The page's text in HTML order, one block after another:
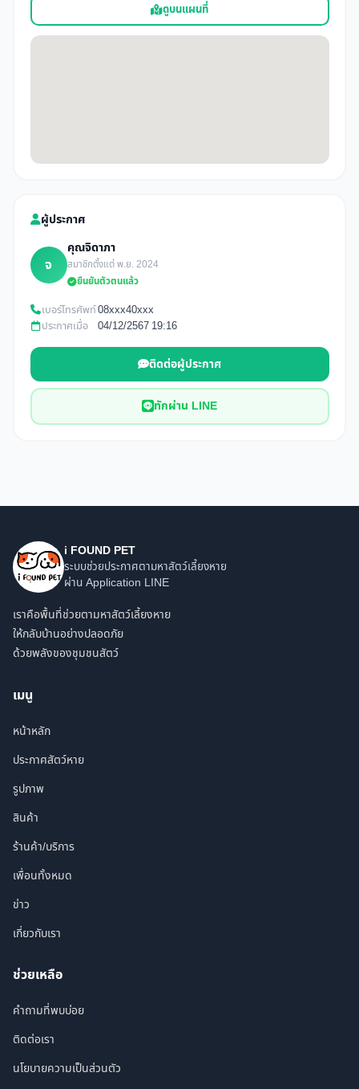
ดูบนแผนที่
ผู้ประกาศ
จ
คุณจิดาภา
สมาชิกตั้งแต่ พ.ย. 2024
ยืนยันตัวตนแล้ว
เบอร์โทรศัพท์08xxx40xxx
ประกาศเมื่อ
04/12/2567 19:16
ติดต่อผู้ประกาศ
ทักผ่าน LINE
i FOUND PET
ระบบช่วยประกาศตามหาสัตว์เลี้ยงหาย
ผ่าน Application LINE
เราคือพื้นที่ช่วยตามหาสัตว์เลี้ยงหาย
ให้กลับบ้านอย่างปลอดภัย
ด้วยพลังของชุมชนสัตว์
เมนู
หน้าหลัก
ประกาศสัตว์หาย
รูปภาพ
สินค้า
ร้านค้า/บริการ
เพื่อนทั้งหมด
ข่าว
เกี่ยวกับเรา
ช่วยเหลือ
คำถามที่พบบ่อย
ติดต่อเรา
นโยบายความเป็นส่วนตัว